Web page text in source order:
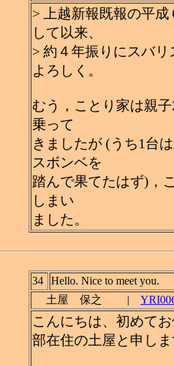
> 上越新報既報の平
して以来、
> 約４年振りにスバ
よろしく。
むう，ことり家は親
乗って
きましたが (うち1台
スボンベを
踏んで果てたはず)，
しまい
ました。
34
Hello. Nice to meet you.
土屋 保之 |
こんにちは、初めて
部在住の土屋と申し